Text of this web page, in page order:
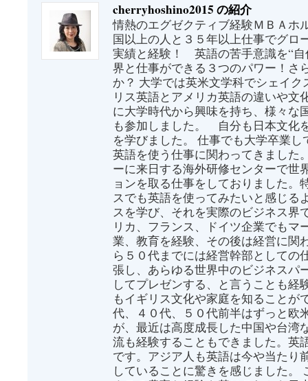
cherryhoshino2015 の紹介
情熱のエグゼクティブ経験ＭＢＡホ
国以上の人と３５年以上仕事でグロ
実績と経験！ 英語の苦手意識を“自
界と仕事ができる３つのパワー！さ
か？ 大学では英米文学科でシェイ
リス英語とアメリカ英語の違いや文
に大学時代から興味を持ち、様々な
も参加しました。 自分も日本文化
を学びました。 仕事でも大学卒業
英語を使う仕事に関わってきました
ーに来日する海外研修センターで世
ョンを取る仕事をしておりました。
スでも英語を使ってみたいと感じる
スを学び、それを実際のビジネス界
リカ、フランス、ドイツ企業でもマ
業、教育を経験、その後は経営に関
ら５０代までには経営幹部としての
張し、あらゆる世界中のビジネスパ
してプレゼンする、と言うことも経
もイギリス文化や家庭を知ることが
代、４０代、５０代前半はずっと欧
が、最近は高度成長した中国や台湾
流も経験することもできました。英
です。アジア人も英語は今や当たり
していることに驚きを感じました。